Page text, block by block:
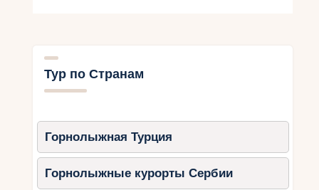
Тур по Странам
Горнолыжная Турция
Горнолыжные курорты Сербии